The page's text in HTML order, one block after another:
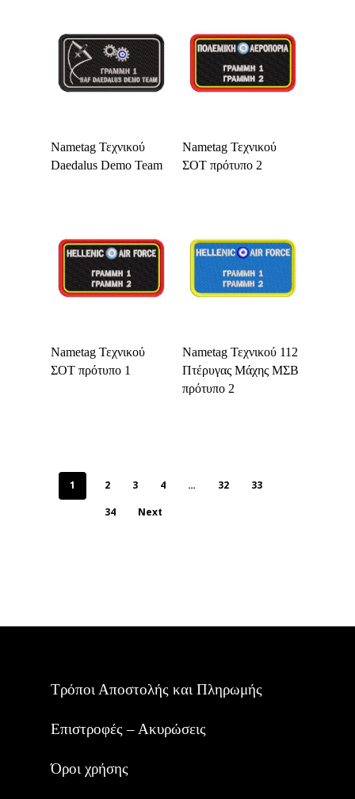
Nametag Τεχνικού
Daedalus Demo Team
Nametag Τεχνικού
ΣΟΤ πρότυπο 2
Nametag Τεχνικού
ΣΟΤ πρότυπο 1
Nametag Τεχνικού 112
Πτέρυγας Μάχης ΜΣΒ
πρότυπο 2
1 2 3 4 … 32
33
34
Next
Τρόποι Αποστολής και Πληρωμής
Επιστροφές – Ακυρώσεις
Όροι χρήσης